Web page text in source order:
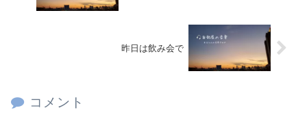
昨日は飲み会で
コメント